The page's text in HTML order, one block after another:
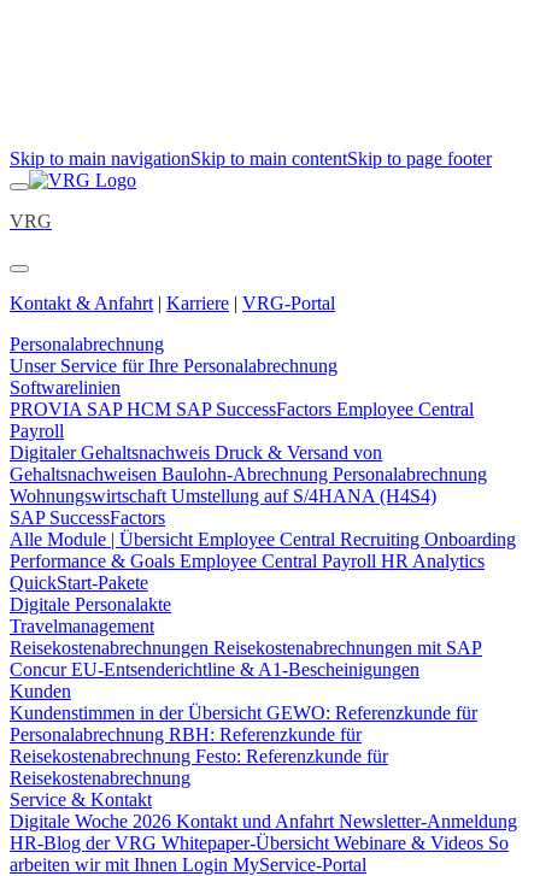
Skip to main navigationSkip to main contentSkip to page footer
VRG
Kontakt & Anfahrt | Karriere | VRG-Portal
Personalabrechnung
Unser Service für Ihre Personalabrechnung
Softwarelinien
PROVIA SAP HCM SAP SuccessFactors Employee Central
Payroll
Digitaler Gehaltsnachweis Druck & Versand von
Gehaltsnachweisen Baulohn-Abrechnung Personalabrechnung
Wohnungswirtschaft Umstellung auf S/4HANA (H4S4)
SAP SuccessFactors
Alle Module | Übersicht Employee Central Recruiting Onboarding
Performance & Goals Employee Central Payroll HR Analytics
QuickStart-Pakete
Digitale Personalakte
Travelmanagement
Reisekostenabrechnungen Reisekostenabrechnungen mit SAP
ConcurEU-Entsenderichtline & A1-Bescheinigungen
Kunden
Kundenstimmen in der Übersicht GEWO: Referenzkunde für
Personalabrechnung RBH: Referenzkunde für
Reisekostenabrechnung Festo: Referenzkunde für
Reisekostenabrechnung
Service & Kontakt
Digitale Woche 2026 Kontakt und Anfahrt Newsletter-Anmeldung
HR-Blog der VRG Whitepaper-Übersicht Webinare & Videos So
arbeiten wir mit Ihnen Login MyService-Portal